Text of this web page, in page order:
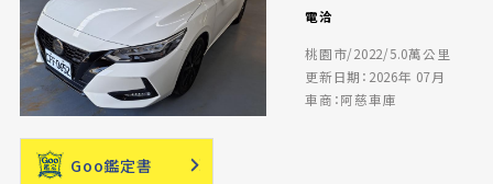
電洽
桃園市/2022/5.0萬公里
更新日期：2026年 07月
車商：阿慈車庫
Goo鑑定書